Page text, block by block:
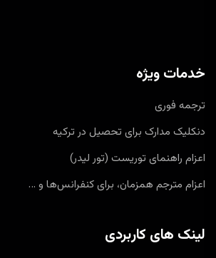
خدمات ویژه
ترجمه فوری
دنکلیک مدارک برای تحصیل در ترکیه
اعزام راهنمای توریست (تور لیدر)
اعزام مترجم همزمان، برای کنفرانس‌ها و …
لینک های کاربردی